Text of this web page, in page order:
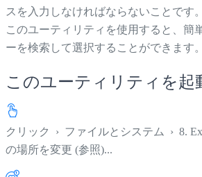
スを入力しなければならないことです。
このユーティリティを使用すると、簡
ーを検索して選択することができます。
このユーティリティを起
クリック › ファイルとシステム › 8.
の場所を変更 (参照)...